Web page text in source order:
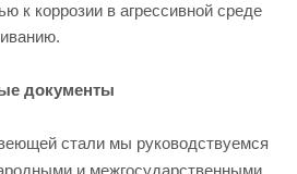
к коррозии в агрессивной среде
документы
стали мы руководствуемся